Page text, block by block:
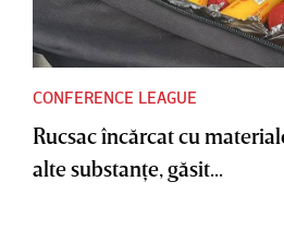
CONFERENCE LEAGUE
Rucsac încărcat cu
alte substanţe, găsit...